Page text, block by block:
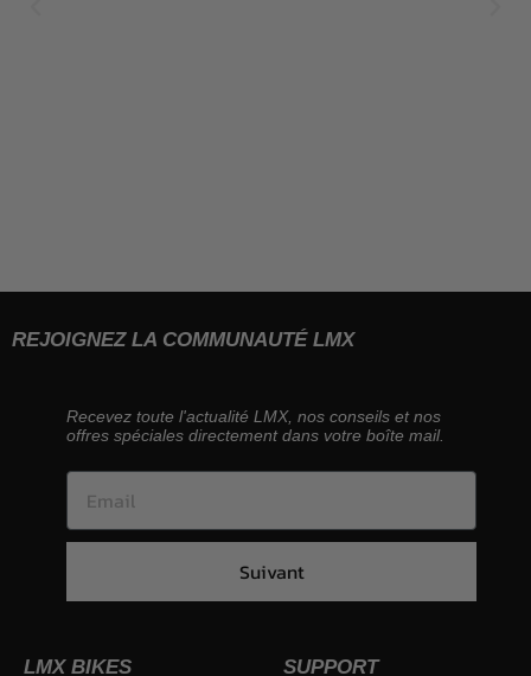
REJOIGNEZ LA COMMUNAUTÉ LMX
Recevez toute l'actualité LMX, nos conseils et nos
offres spéciales directement dans votre boîte mail.
Suivant
LMX BIKES SUPPORT